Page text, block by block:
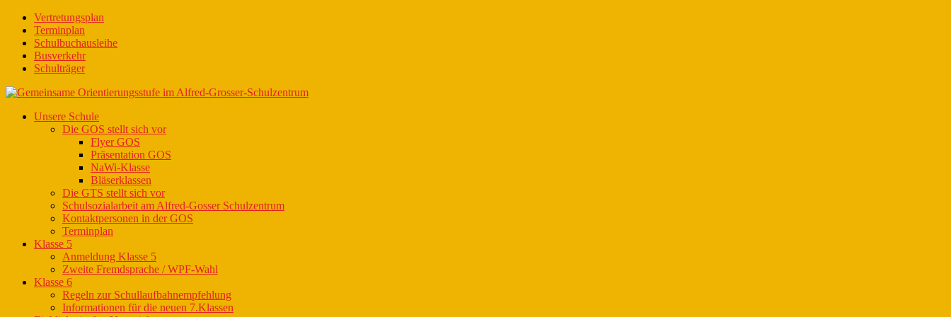
Vertretungsplan
Terminplan
Schulbuchausleihe
Busverkehr
Schulträger
Unsere Schule
Die GOS stellt sich vor
Flyer GOS
Präsentation GOS
NaWi-Klasse
Bläserklassen
Die GTS stellt sich vor
Schulsozialarbeit am Alfred-Gosser Schulzentrum
Kontaktpersonen in der GOS
Terminplan
Klasse 5
Anmeldung Klasse 5
Zweite Fremdsprache / WPF-Wahl
Klasse 6
Regeln zur Schullaufbahnempfehlung
Informationen für die neuen 7.Klassen